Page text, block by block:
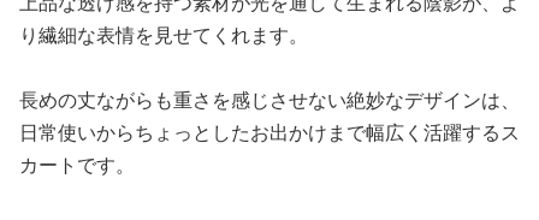
り繊細な表情を見せてくれます。
長めの丈ながらも重さを感じさせない絶妙なデザインは、
日常使いからちょっとしたお出かけまで幅広く活躍するス
カートです。